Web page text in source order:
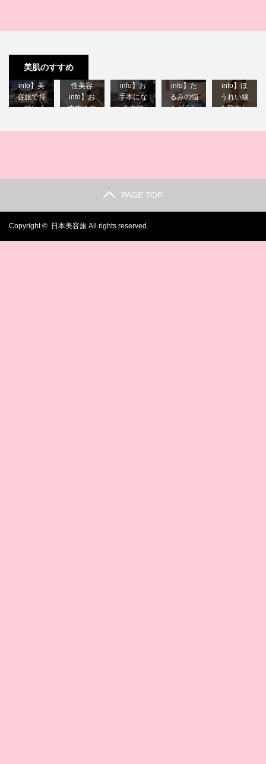
美肌のすすめ
【40代女
info】美
容旅で持
っていく
性美容
info】お
すすめの
info】お
手本にな
る女性
info】た
るみの悩
みどうし
info】ほ
うれい線
を除去し
PAGE TOP
Copyright © 日本美容旅 All rights reserved.